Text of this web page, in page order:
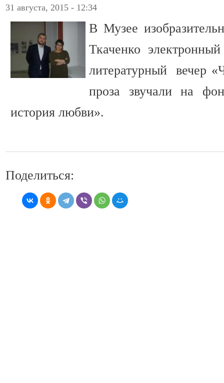
31 августа, 2015 - 12:34
В Музее
Ткаченко
литературный вечер
проза звучали на
история любви».
Поделиться: